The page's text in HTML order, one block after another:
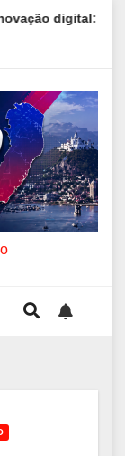
a trajetória